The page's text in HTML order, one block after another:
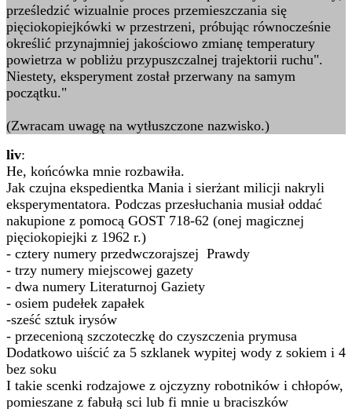
prześledzić wizualnie proces przemieszczania się
pięciokopiejkówki w przestrzeni, próbując równocześnie
określić przynajmniej jakościowo zmianę temperatury
powietrza w pobliżu przypuszczalnej trajektorii ruchu".
Niestety, eksperyment został przerwany na samym
początku."
(Zwracam uwagę na wytłuszczone nazwisko.)
liv:
He, końcówka mnie rozbawiła.
Jak czujna ekspedientka Mania i sierżant milicji nakryli
eksperymentatora. Podczas przesłuchania musiał oddać
nakupione z pomocą GOST 718-62 (onej magicznej
pięciokopiejki z 1962 r.)
- cztery numery przedwczorajszej Prawdy
- trzy numery miejscowej gazety
- dwa numery Literaturnoj Gaziety
- osiem pudełek zapałek
-sześć sztuk irysów
- przecenioną szczoteczkę do czyszczenia prymusa
Dodatkowo uiścić za 5 szklanek wypitej wody z sokiem i 4
bez soku
I takie scenki rodzajowe z ojczyzny robotników i chłopów,
pomieszane z fabułą sci lub fi mnie u braciszków